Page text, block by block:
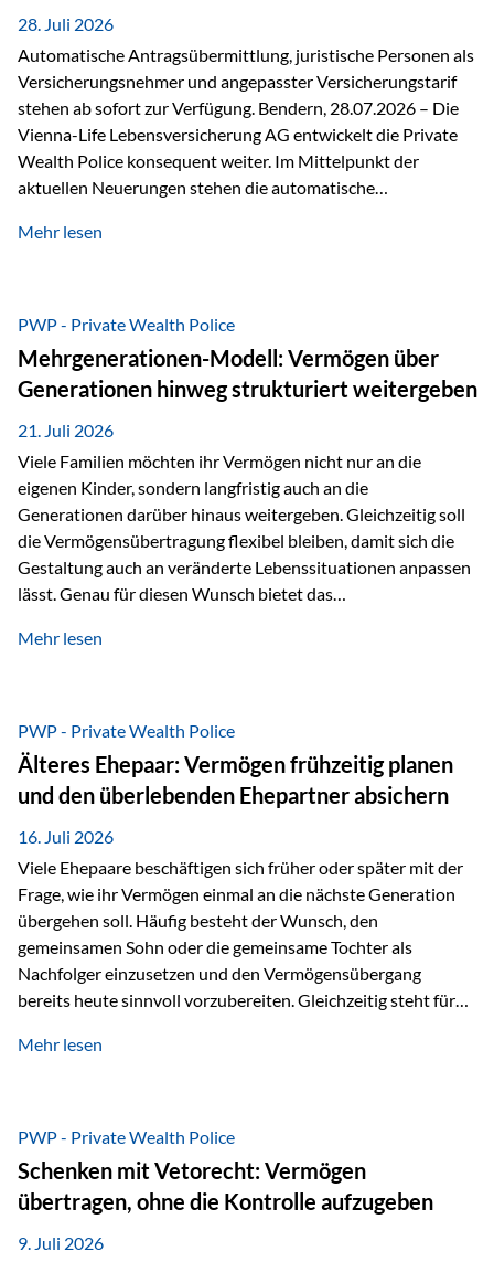
persönlichen Gespräch. Bei der Vienna-Life reagieren…
28. Juli 2026
Automatische Antragsübermittlung, juristische Personen als
Versicherungsnehmer und angepasster Versicherungstarif
stehen ab sofort zur Verfügung. Bendern, 28.07.2026 – Die
Vienna-Life Lebensversicherung AG entwickelt die Private
Wealth Police konsequent weiter. Im Mittelpunkt der
aktuellen Neuerungen stehen die automatische
als Versicherungsnehmer einzusetzen, sowie eine
Abwicklung für Vertriebspartner deutlich effizienter
gestaltet. Anträge werden direkt elektronisch übermittelt,
Medienbrüche reduziert und die weitere Bearbeitung
beschleunigt. Ab sofort können auch juristische Personen,
wie Kapitalgesellschaften oder Stiftungen, als
Versicherungsnehmer eingesetzt werden. Damit erweitert
die Vienna-Life die Einsatzmöglichkeiten der Private Wealth
Police insbesondere für…
Mehr lesen
PWP - Private Wealth Police
Mehrgenerationen-Modell: Vermögen über
Generationen hinweg strukturiert weitergeben
21. Juli 2026
Viele Familien möchten ihr Vermögen nicht nur an die
eigenen Kinder, sondern langfristig auch an die
Generationen darüber hinaus weitergeben. Gleichzeitig soll
die Vermögensübertragung flexibel bleiben, damit sich die
Gestaltung auch an veränderte Lebenssituationen anpassen
lässt. Genau für diesen Wunsch bietet das
Vienna-Life eine interessante Lösung. Es ermöglicht,
Ausgangssituation Stellen Sie sich folgende Familie vor: Die
Großeltern haben über viele Jahre Vermögen aufgebaut. Ihr
Wunsch ist es, dieses Vermögen nicht nur den eigenen
Kindern, sondern langfristig auch den Enkeln zukommen zu…
Mehr lesen
PWP - Private Wealth Police
Älteres Ehepaar: Vermögen frühzeitig planen
und den überlebenden Ehepartner absichern
16. Juli 2026
Viele Ehepaare beschäftigen sich früher oder später mit der
Frage, wie ihr Vermögen einmal an die nächste Generation
übergehen soll. Häufig besteht der Wunsch, den
gemeinsamen Sohn oder die gemeinsame Tochter als
Nachfolger einzusetzen und den Vermögensübergang
bereits heute sinnvoll vorzubereiten. Gleichzeitig steht für
passiert, wenn einer der beiden verstirbt? Der überlebende
Vermögen verfügen können. Genau für diese
Ausgangssituation bietet die Private Wealth Police der
Vienna-Life eine durchdachte Gestaltungsmöglichkeit. Die
Ausgangssituation Stellen Sie sich folgendes Beispiel vor:
Ein…
Mehr lesen
PWP - Private Wealth Police
Schenken mit Vetorecht: Vermögen
übertragen, ohne die Kontrolle aufzugeben
9. Juli 2026